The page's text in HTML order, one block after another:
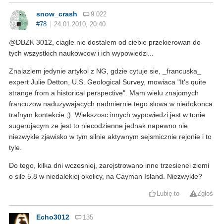
snow_crash
9 022
#78
24.01.2010, 20:40
@DBZK 3012, ciagle nie dostalem od ciebie przekierowan do
tych wszystkich naukowcow i ich wypowiedzi...
Znalazlem jedynie artykol z NG, gdzie cytuje sie, _francuska_
expert Julie Detton, U.S. Geological Survey, mowiaca "It's quite
strange from a historical perspective". Mam wielu znajomych
francuzow naduzywajacych nadmiernie tego slowa w niedokonca
trafnym kontekcie ;). Wiekszosc innych wypowiedzi jest w tonie
sugerujacym ze jest to niecodzienne jednak napewno nie
niezwykle zjawisko w tym silnie aktywnym sejsmicznie rejonie i to
tyle.
Do tego, kilka dni wczesniej, zarejstrowano inne trzesienei ziemi
o sile 5.8 w niedalekiej okolicy, na Cayman Island. Niezwykle?
Lubię to Zgłoś
Echo3012
135